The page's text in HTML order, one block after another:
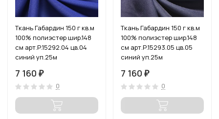
Ткань Габардин 150 г кв.м
100% полиэстер шир.148
см арт.Р.15292.04 цв.04
синий уп.25м
7 160 ₽
0
Ткань Габардин 150 г кв.м
100% полиэстер шир.148
см арт.Р.15293.05 цв.05
синий уп.25м
7 160 ₽
0